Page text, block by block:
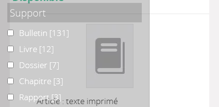
Article : texte imprimé
Support
Bulletin
Bulletin [131]
LivreLivre [12]
Dossier
Dossier [7]
Chapitre
Chapitre [3]
Rapport
Rapport[3]